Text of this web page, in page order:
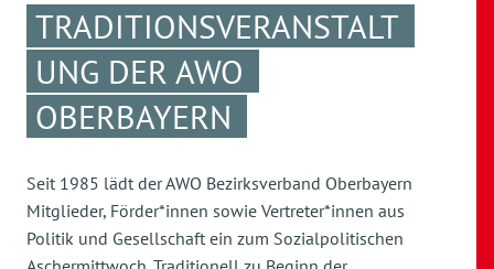
TRADITIONSVERANSTALT
UNG DER AWO
OBERBAYERN
Seit 1985 lädt der AWO Bezirksverband Oberbayern
Mitglieder, Förder*innen sowie Vertreter*innen aus
Politik und Gesellschaft ein zum Sozialpolitischen